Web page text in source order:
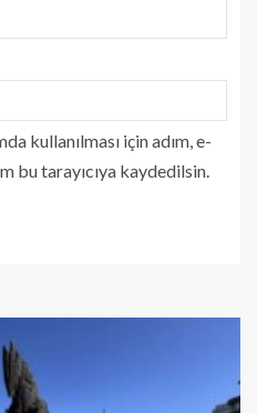
kullanılması için adım, e-
bu tarayıcıya kaydedilsin.